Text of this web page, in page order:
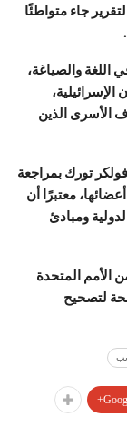
جاء متواطئًا
اللغة والصياغة،
الأسرى الذين
تورك بمراجعة
معتبرًا أن
ومبادئ
الأمم المتحدة
لتصحيح